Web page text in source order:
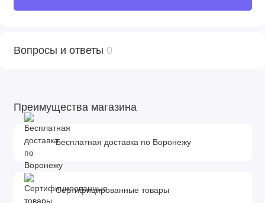
Вопросы и ответы 0
Преимущества магазина
Бесплатная доставка по Воронежу
Сертифицированные товары